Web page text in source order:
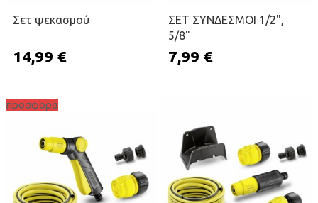
Σετ ψεκασμού
14,99 €
ΣΕΤ ΣΥΝΔΕΣΜΟΙ 1/2",
5/8"
7,99 €
ΠΡΟΣΘΉΚΗ ΣΤΟ ΚΑΛΆΘΙ
προσφορά